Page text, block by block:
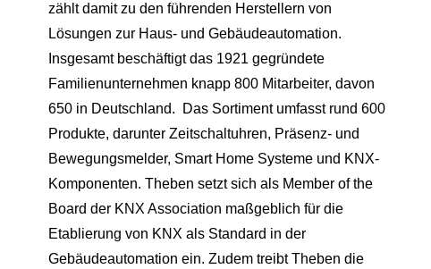
zählt damit zu den führenden Herstellern von
Lösungen zur Haus- und Gebäudeautomation.
Insgesamt beschäftigt das 1921 gegründete
Familienunternehmen knapp 800 Mitarbeiter, davon
650 in Deutschland. Das Sortiment umfasst rund 600
Produkte, darunter Zeitschaltuhren, Präsenz- und
Bewegungsmelder, Smart Home Systeme und KNX-
Komponenten. Theben setzt sich als Member of the
Board der KNX Association maßgeblich für die
Etablierung von KNX als Standard in der
Gebäudeautomation ein. Zudem treibt Theben die